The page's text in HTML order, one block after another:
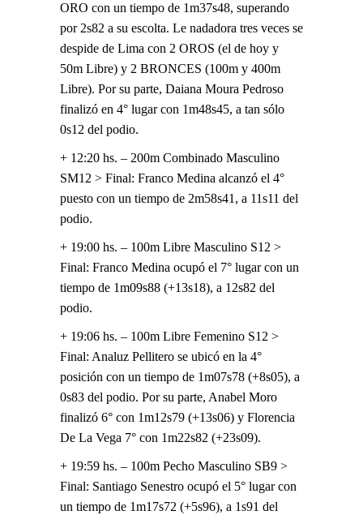
ORO con un tiempo de 1m37s48, superando
por 2s82 a su escolta. Le nadadora tres veces se
despide de Lima con 2 OROS (el de hoy y
50m Libre) y 2 BRONCES (100m y 400m
Libre). Por su parte, Daiana Moura Pedroso
finalizó en 4° lugar con 1m48s45, a tan sólo
0s12 del podio.
+ 12:20 hs. – 200m Combinado Masculino
SM12 > Final: Franco Medina alcanzó el 4°
puesto con un tiempo de 2m58s41, a 11s11 del
podio.
+ 19:00 hs. – 100m Libre Masculino S12 >
Final: Franco Medina ocupó el 7° lugar con un
tiempo de 1m09s88 (+13s18), a 12s82 del
podio.
+ 19:06 hs. – 100m Libre Femenino S12 >
Final: Analuz Pellitero se ubicó en la 4°
posición con un tiempo de 1m07s78 (+8s05), a
0s83 del podio. Por su parte, Anabel Moro
finalizó 6° con 1m12s79 (+13s06) y Florencia
De La Vega 7° con 1m22s82 (+23s09).
+ 19:59 hs. – 100m Pecho Masculino SB9 >
Final: Santiago Senestro ocupó el 5° lugar con
un tiempo de 1m17s72 (+5s96), a 1s91 del